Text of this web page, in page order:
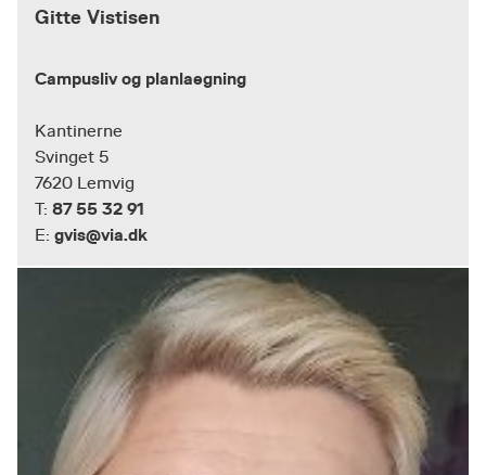
Gitte Vistisen
Campusliv og planlaegning
Kantinerne
Svinget 5
7620 Lemvig
T: 87 55 32 91
E: gvis@via.dk